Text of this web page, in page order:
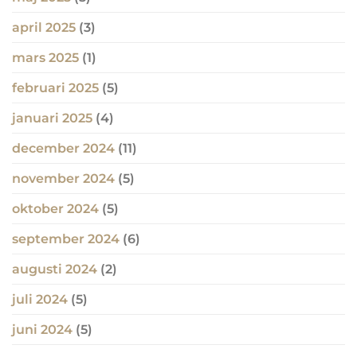
april 2025 (3)
mars 2025 (1)
februari 2025 (5)
januari 2025 (4)
december 2024 (11)
november 2024 (5)
oktober 2024 (5)
september 2024 (6)
augusti 2024 (2)
juli 2024 (5)
juni 2024 (5)